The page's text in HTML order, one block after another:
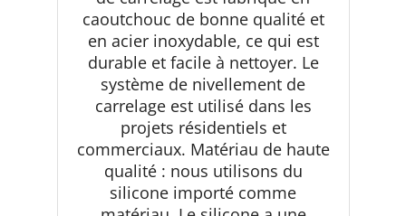
caoutchouc de bonne qualité et
en acier inoxydable, ce qui est
durable et facile à nettoyer. Le
système de nivellement de
carrelage est utilisé dans les
projets résidentiels et
commerciaux. Matériau de haute
qualité : nous utilisons du
silicone importé comme